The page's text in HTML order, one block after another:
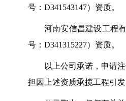
号：D341543147）资质。
河南安信昌建设工程
号：D341315227）资质。
以上公司承诺，申请
担因上述资质承揽工程引